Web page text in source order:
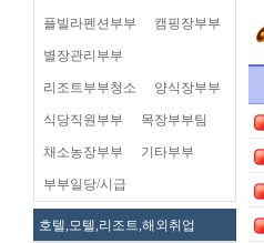
플빌라펜션부부 캠핑장부부
별장관리부부
리조트부부청소 양식장부부
식당직원부부 목장부부팀
채소농장부부 기타부부
부부일당/시급
호텔,모텔,리조트,해외취업